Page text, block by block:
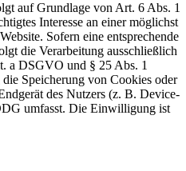
auf Grundlage von Art. 6 Abs. 1
Interesse an einer möglichst
Sofern eine entsprechende
die Verarbeitung ausschließlich
a DSGVO und § 25 Abs. 1
Speicherung von Cookies oder
des Nutzers (z. B. Device-
umfasst. Die Einwilligung ist